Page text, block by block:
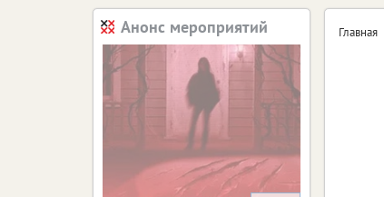
Главная
Анонс мероприятий